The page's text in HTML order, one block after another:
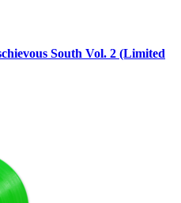
South Vol. 2 (Limited